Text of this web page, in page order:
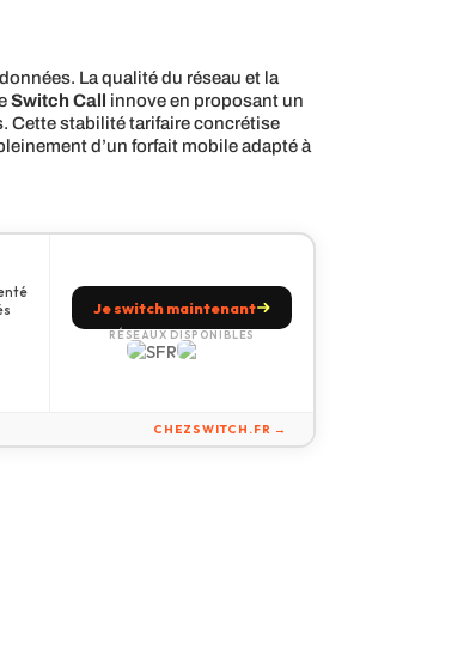
La qualité du réseau et la
Switch Call innove en proposant un
Cette stabilité tarifaire concrétise
d’un forfait mobile adapté à
Je switch maintenant
RÉSEAUX DISPONIBLES
CHEZSWITCH.FR →